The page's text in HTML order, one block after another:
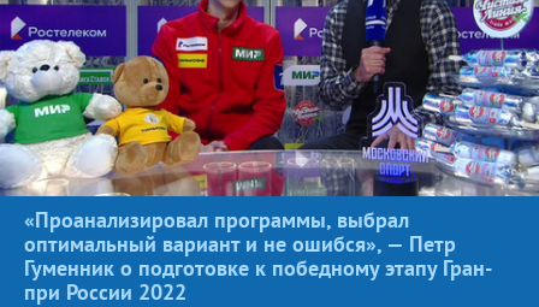
«Проанализировал программы, выбрал
оптимальный вариант и не ошибся», — Петр
Гуменник о подготовке к победному этапу Гран-
при России 2022